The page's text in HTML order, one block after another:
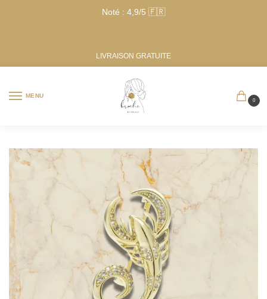
Noté : 4,9/5 🇫🇷
LIVRAISON GRATUITE
MENU
0